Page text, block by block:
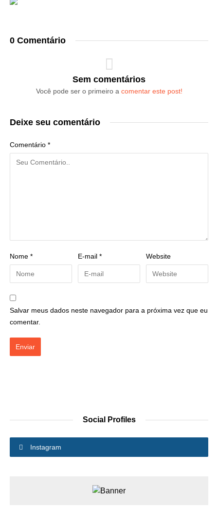
0 Comentário
Sem comentários
Você pode ser o primeiro a comentar este post!
Deixe seu comentário
Comentário *
Nome * E-mail * Website
Salvar meus dados neste navegador para a próxima vez que eu
comentar.
Social Profiles
Instagram